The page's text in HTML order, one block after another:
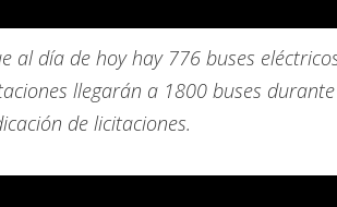
al día de hoy hay 776 buses
llegarán a 1800 buses
de licitaciones.